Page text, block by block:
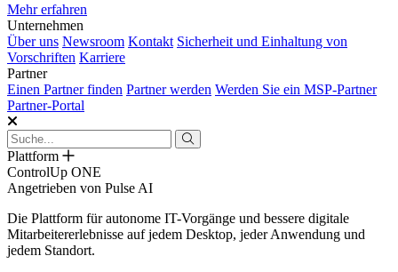
Mehr erfahren
Unternehmen
Über uns Newsroom Kontakt Sicherheit und Einhaltung von
Vorschriften Karriere
Partner
Einen Partner finden Partner werden Werden Sie ein MSP-Partner
Partner-Portal
Plattform
ControlUp ONE
Angetrieben von Pulse AI
Die Plattform für autonome IT-Vorgänge und bessere digitale
Mitarbeitererlebnisse auf jedem Desktop, jeder Anwendung und
jedem Standort.